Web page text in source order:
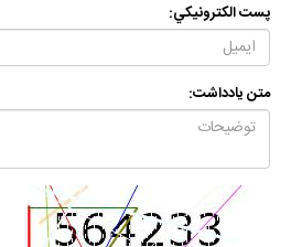
پست الكترونيكي:
متن يادداشت: